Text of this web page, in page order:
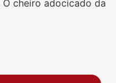
cheiro adocicado da